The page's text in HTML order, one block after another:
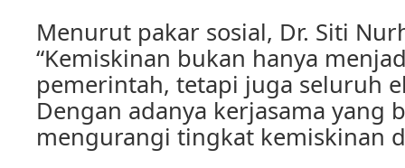
Menurut pakar sosial, Dr. Siti
“Kemiskinan bukan hanya
pemerintah, tetapi juga seluruh
Dengan adanya kerjasama yang
mengurangi tingkat kemiskinan